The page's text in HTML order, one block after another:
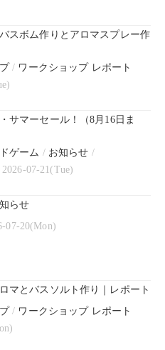
スボム作りとアロマスプレー作
/ ワークショップ レポート
サマーセール！（8月16日ま
ゲーム / お知らせ /
2026-07-21(Tue)
らせ
07-20(Mon)
マとバスソルト作り｜レポート
/ ワークショップ レポート